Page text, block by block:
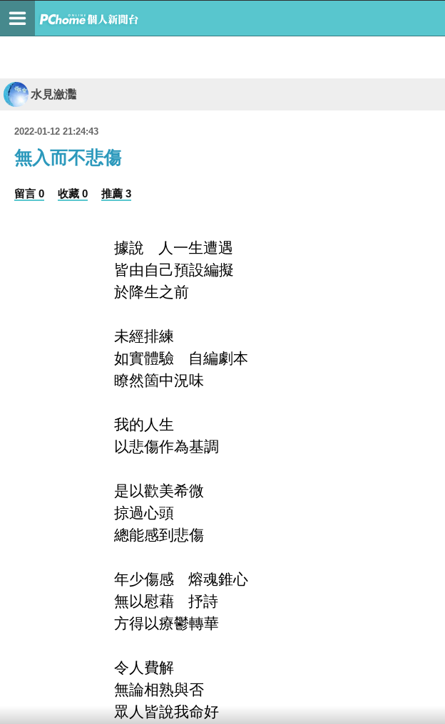
水見瀲灩
2022-01-12 21:24:43
無入而不悲傷
留言 0 收藏 0 推薦 3
據說
人一生遭遇
皆由自己預設編擬
於降生之前
未經排練
如實體驗
自編劇本
瞭然箇中況味
我的人生
以悲傷作為基調
是以歡美希微
掠過心頭
總能感到悲傷
年少傷感
熔魂錐心
無以慰藉
抒詩
方得以療鬱轉華
令人費解
無論相熟與否
眾人皆說我命好